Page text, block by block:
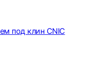
под клин CNIC